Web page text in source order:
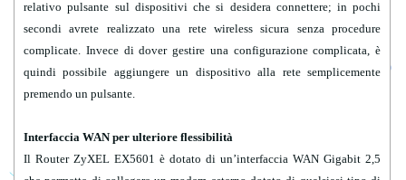
relativo pulsante sul dispositivi che si desidera connettere; in pochi
secondi avrete realizzato una rete wireless sicura senza procedure
complicate. Invece di dover gestire una configurazione complicata, è
quindi possibile aggiungere un dispositivo alla rete semplicemente
premendo un pulsante.
Interfaccia WAN per ulteriore flessibilità
Il Router ZyXEL EX5601 è dotato di un’interfaccia WAN Gigabit 2,5